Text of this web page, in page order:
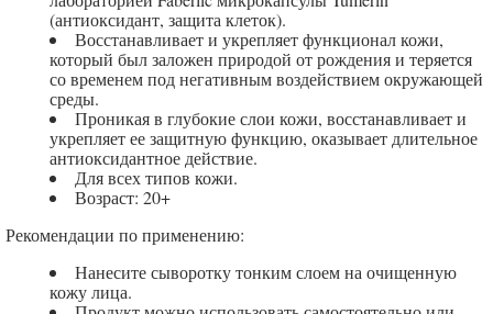
(антиоксидант, защита клеток).
Восстанавливает и укрепляет функционал кожи,
который был заложен природой от рождения и теряется
со временем под негативным воздействием окружающей
среды.
Проникая в глубокие слои кожи, восстанавливает и
укрепляет ее защитную функцию, оказывает длительное
антиоксидантное действие.
Для всех типов кожи.
Возраст: 20+
Рекомендации по применению:
Нанесите сыворотку тонким слоем на очищенную
кожу лица.